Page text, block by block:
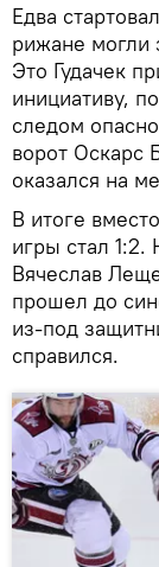
Едва
рижане могли
Это Гудачек
инициативу,
следом
ворот Оскарс
оказался на
В итоге
игры стал
Вячеслав
прошел до
из-под
справился.